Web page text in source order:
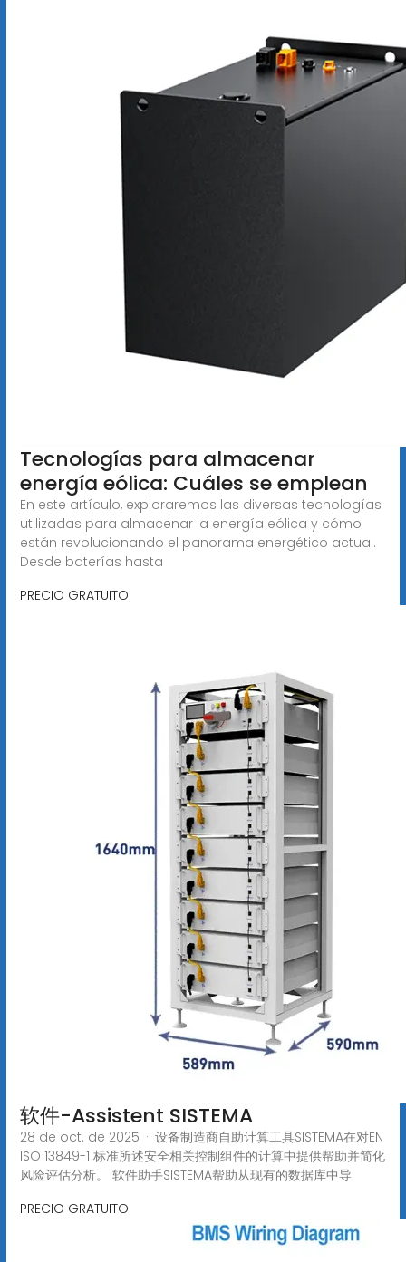
Tecnologías para almacenar
energía eólica: Cuáles se emplean
En este artículo, exploraremos las diversas tecnologías
utilizadas para almacenar la energía eólica y cómo
están revolucionando el panorama energético actual.
Desde baterías hasta
PRECIO GRATUITO
软件-Assistent SISTEMA
28 de oct. de 2025 · 设备制造商自助计算工具SISTEMA在对EN
ISO 13849-1 标准所述安全相关控制组件的计算中提供帮助并简化
风险评估分析。 软件助手SISTEMA帮助从现有的数据库中导
PRECIO GRATUITO